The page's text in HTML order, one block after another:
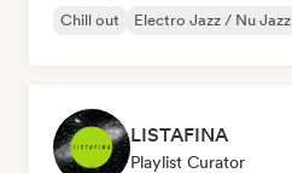
Chill out
Electro Jazz / Nu Jazz
LISTAFINA
Playlist Curator